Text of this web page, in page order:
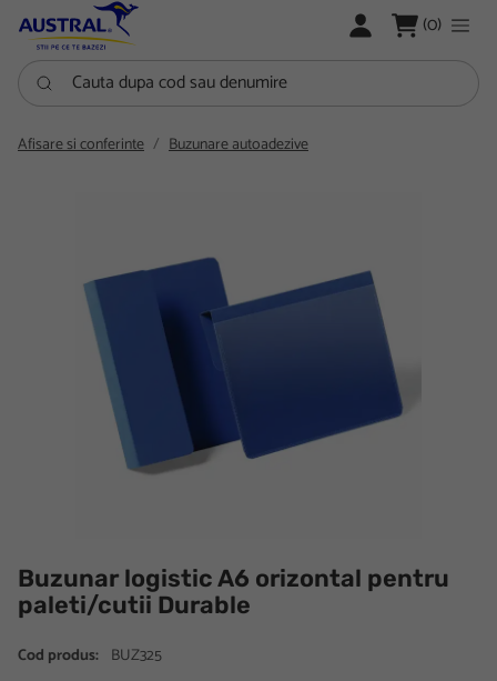
LOGARE (0)
Cauta dupa cod sau denumire
Afisare si conferinte Buzunare autoadezive
Buzunar logistic A6 orizontal pentru
paleti/cutii Durable
Cod produs: BUZ325